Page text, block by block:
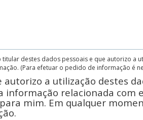
titular destes dados pessoais e que autorizo a
(Para efetuar o pedido de informação é
autorizo a utilização destes
informação relacionada com
mim. Em qualquer